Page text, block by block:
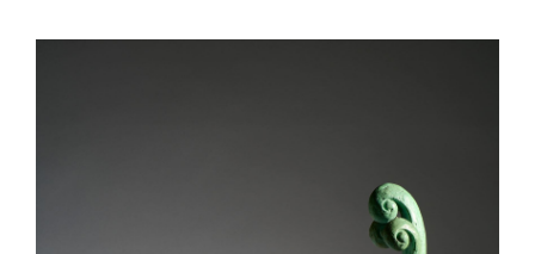
KORA, EEN MONUMENT VAN